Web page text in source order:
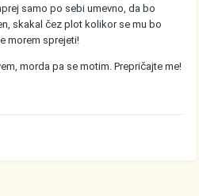
samo po sebi umevno, da bo
skakal čez plot kolikor se mu bo
morem sprejeti!
morda pa se motim. Prepričajte me!